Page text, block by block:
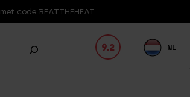
code BEATTHEHEAT
9.2 NL